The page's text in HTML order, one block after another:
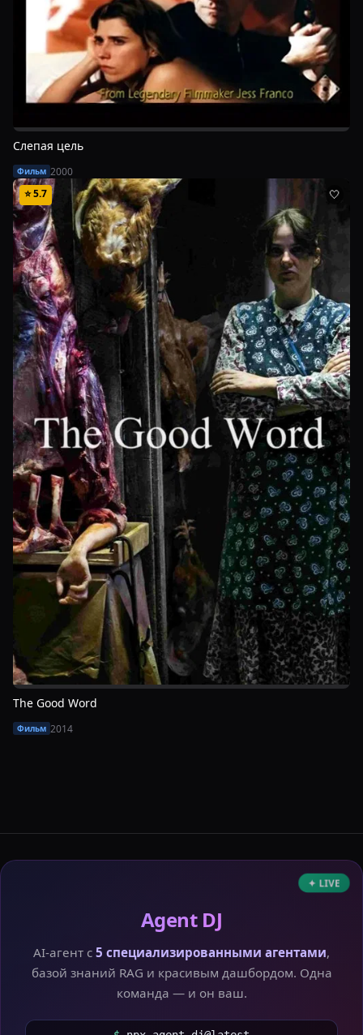
Слепая цель
Фильм 2000
⭐5.7 🤍
The Good Word
Фильм 2014
✦ LIVE
Agent DJ
AI-агент с 5 специализированными агентами,
базой знаний RAG и красивым дашбордом. Одна
команда — и он ваш.